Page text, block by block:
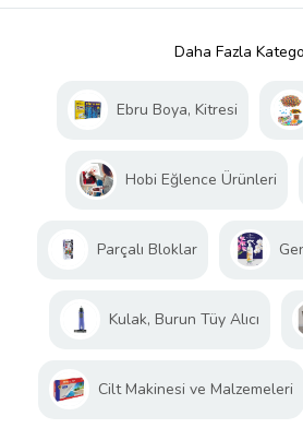
Daha Fazla
Ebru Boya, Kitresi
Hobi Eğlence Ürünleri
Parçalı Bloklar
Kulak, Burun Tüy Alıcı
Cilt Makinesi ve Malzemeleri